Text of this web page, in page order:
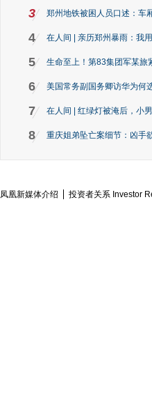
3 郑州地铁被困人员口述：车
4 在人间 | 亲历郑州暴雨：我
5 生命至上！第83集团军某旅
6 美国常务副国务卿访华为何
7 在人间 | 红绿灯被淹后，小
8 重庆姐弟坠亡案细节：凶手
凤凰新媒体介绍 投资者关系 Investor